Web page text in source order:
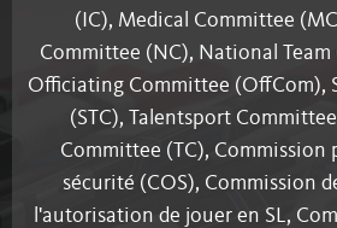
Versammlungen
Committees
Regionalgremien
(IC), Medical Committee
Committee (NC), National
Officiating Committee (OffCom),
(STC), Talentsport
Committee (TC), Commission
sécurité (COS), Commission
l'autorisation de jouer en SL,